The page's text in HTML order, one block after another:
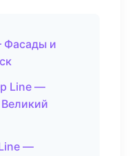
Фасады и
Line —
—